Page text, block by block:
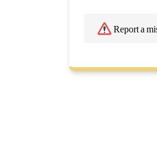
Report a